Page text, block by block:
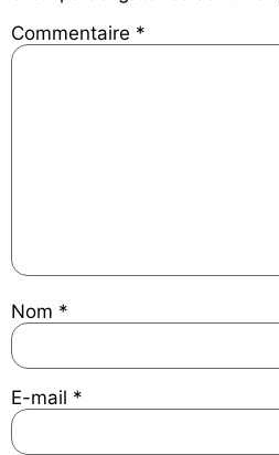
Commentaire *
Nom *
E-mail *